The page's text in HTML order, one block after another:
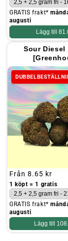
GRATIS frakt*
augusti
Lägg till
Sour Diesel
Ordinarie
pris
Från 8.65 kr
1 köpt = 1 gratis
GRATIS frakt*
augusti
Lägg till